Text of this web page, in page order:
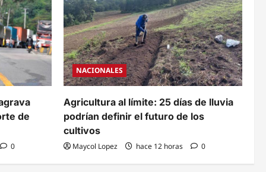
de
0
NACIONALES
Agricultura al límite: 25 días de lluvia
podrían definir el futuro de los
cultivos
Maycol Lopez hace 12 horas 0